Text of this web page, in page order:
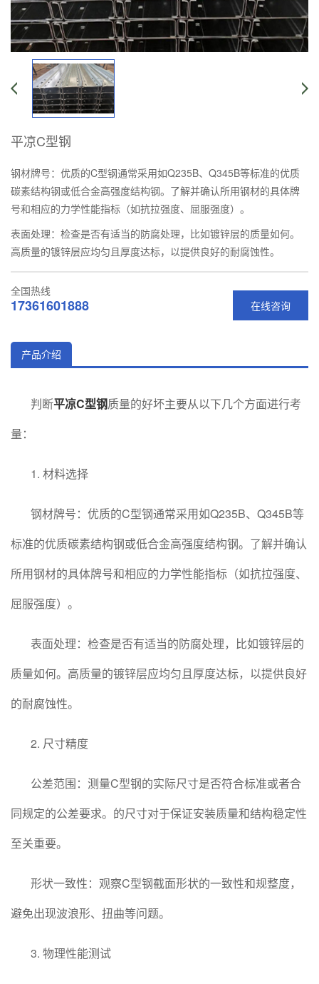
平凉C型钢
钢材牌号：优质的C型钢通常采用如Q235B、Q345B等标准的优质
碳素结构钢或低合金高强度结构钢。了解并确认所用钢材的具体牌
号和相应的力学性能指标（如抗拉强度、屈服强度）。
表面处理：检查是否有适当的防腐处理，比如镀锌层的质量如何。
高质量的镀锌层应均匀且厚度达标，以提供良好的耐腐蚀性。
在线咨询
全国热线
17361601888
产品介绍
判断平凉C型钢质量的好坏主要从以下几个方面进行考
量：
1. 材料选择
钢材牌号：优质的C型钢通常采用如Q235B、Q345B等
标准的优质碳素结构钢或低合金高强度结构钢。了解并确认
所用钢材的具体牌号和相应的力学性能指标（如抗拉强度、
屈服强度）。
表面处理：检查是否有适当的防腐处理，比如镀锌层的
质量如何。高质量的镀锌层应均匀且厚度达标，以提供良好
的耐腐蚀性。
2. 尺寸精度
公差范围：测量C型钢的实际尺寸是否符合标准或者合
同规定的公差要求。的尺寸对于保证安装质量和结构稳定性
至关重要。
形状一致性：观察C型钢截面形状的一致性和规整度，
避免出现波浪形、扭曲等问题。
3. 物理性能测试